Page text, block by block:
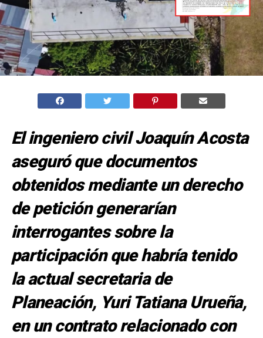
El ingeniero civil Joaquín Acosta
aseguró que documentos
obtenidos mediante un derecho
de petición generarían
interrogantes sobre la
participación que habría tenido
la actual secretaria de
Planeación, Yuri Tatiana Urueña,
en un contrato relacionado con